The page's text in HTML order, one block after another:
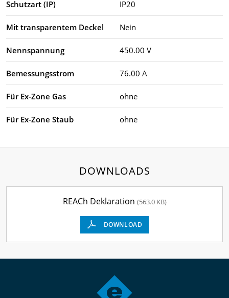
Schutzart (IP) IP20
Mit transparentem Deckel Nein
Nennspannung 450.00 V
Bemessungsstrom 76.00 A
Für Ex-Zone Gas ohne
Für Ex-Zone Staub ohne
DOWNLOADS
REACh Deklaration (563.0 KB)
DOWNLOAD